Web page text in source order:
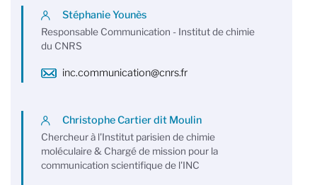
Stéphanie Younès
Responsable Communication - Institut de chimie
du CNRS
inc.communication@cnrs.fr
Christophe Cartier dit Moulin
Chercheur à l'Institut parisien de chimie
moléculaire & Chargé de mission pour la
communication scientifique de l'INC